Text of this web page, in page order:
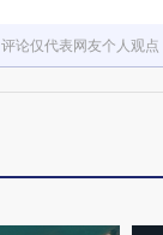
评论仅代表网友个人观